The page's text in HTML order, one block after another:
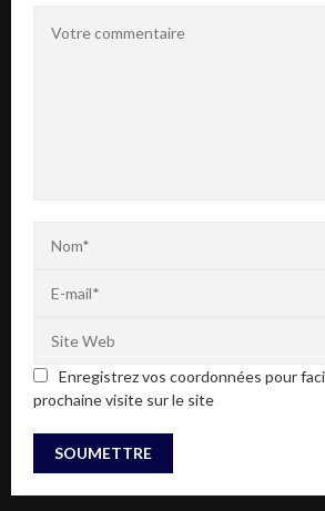
Enregistrez vos coordonnées pour
prochaine visite sur le site